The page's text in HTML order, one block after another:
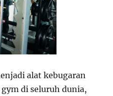
alat kebugaran
di seluruh dunia,